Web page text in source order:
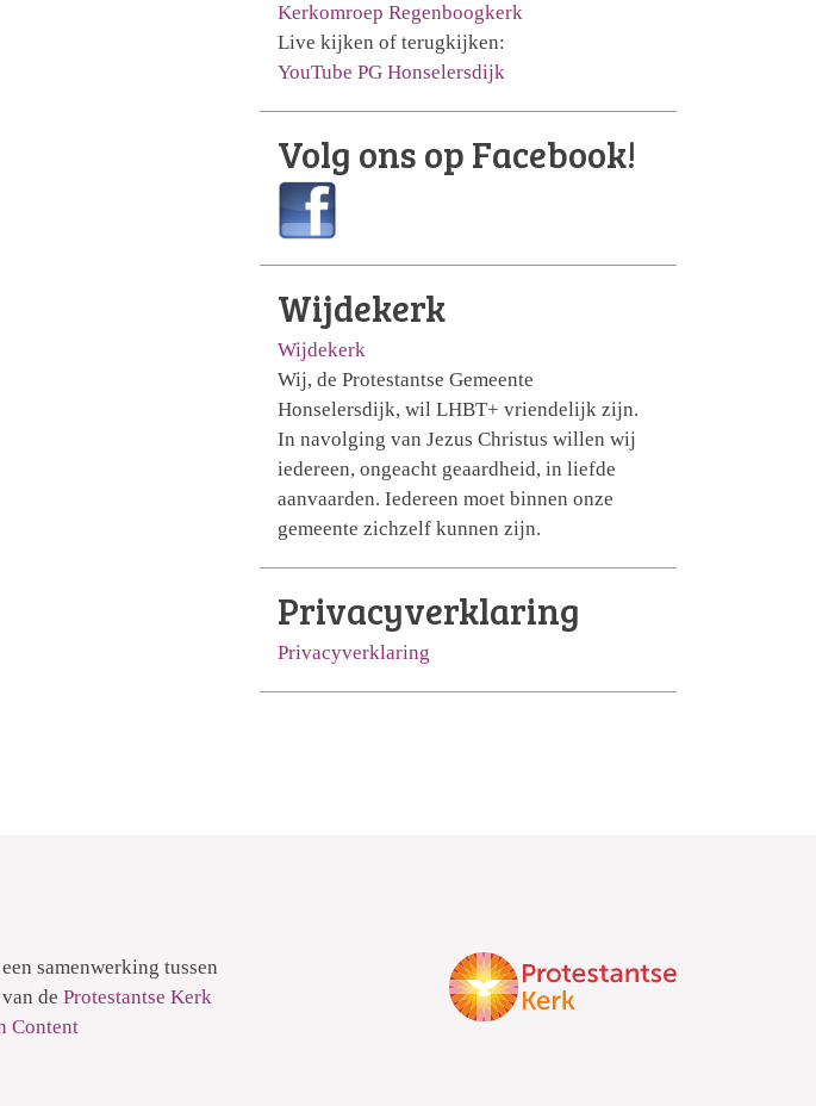
Kerkomroep Regenboogkerk
Live kijken of terugkijken:
YouTube PG Honselersdijk
Volg ons op Facebook!
Wijdekerk
Wijdekerk
Wij, de Protestantse Gemeente
Honselersdijk, wil LHBT+ vriendelijk zijn.
In navolging van Jezus Christus willen wij
iedereen, ongeacht geaardheid, in liefde
aanvaarden. Iedereen moet binnen onze
gemeente zichzelf kunnen zijn.
Privacyverklaring
Privacyverklaring
samenwerking tussen
de Protestantse Kerk
Content